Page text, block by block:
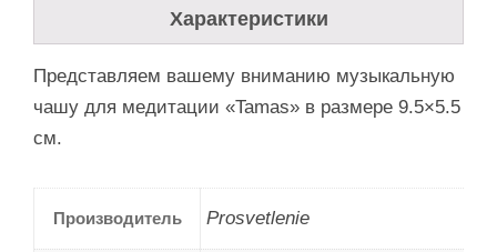
Характеристики
Представляем вашему вниманию музыкальную
чашу для медитации «Tamas» в размере 9.5×5.5
см.
Производитель Prosvetlenie